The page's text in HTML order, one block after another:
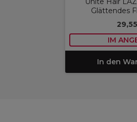
Glättendes
IM
In den